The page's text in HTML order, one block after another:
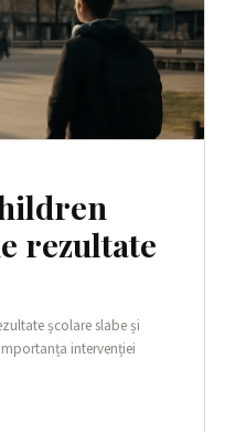
rezultate
școlare slabe și
intervenției